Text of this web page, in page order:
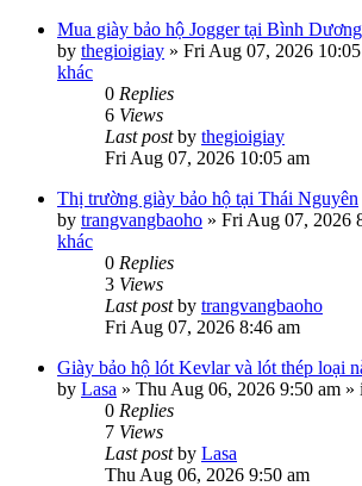
Mua giày bảo hộ Jogger tại Bình
by thegioigiay » Fri Aug 07, 2026
khác
0 Replies
6 Views
Last postby thegioigiay
Fri Aug 07, 2026 10:05 am
Thị trường giày bảo hộ tại Thái Nguyên
by trangvangbaoho » Fri Aug 07, 2026
khác
0 Replies
3 Views
Last postby trangvangbaoho
Fri Aug 07, 2026 8:46 am
Giày bảo hộ lót Kevlar và lót thép loại
by Lasa » Thu Aug 06, 2026 9:50 am »
0 Replies
7 Views
Last postby Lasa
Thu Aug 06, 2026 9:50 am